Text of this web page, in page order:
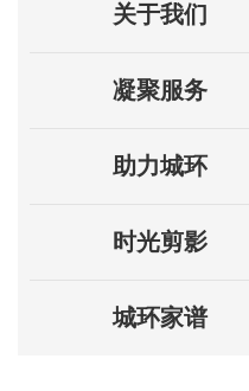
关于我们
凝聚服务
助力城环
时光剪影
城环家谱